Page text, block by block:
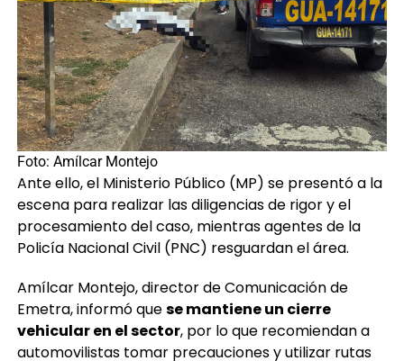
Foto: Amílcar Montejo
Ante ello, el Ministerio Público (MP) se presentó a la
escena para realizar las diligencias de rigor y el
procesamiento del caso, mientras agentes de la
Policía Nacional Civil (PNC) resguardan el área.
Amílcar Montejo, director de Comunicación de
Emetra, informó quese mantiene un cierre
vehicular en el sector, por lo que recomiendan a
automovilistas tomar precauciones y utilizar rutas